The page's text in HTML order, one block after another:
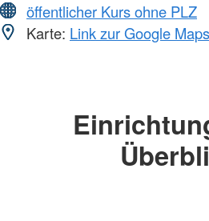
öffentlicher Kurs ohne PLZ
Karte: Link zur Google